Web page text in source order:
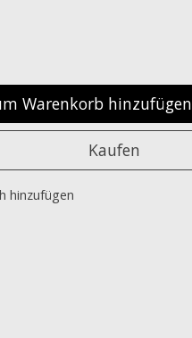
Warenkorb hinzufügen
Kaufen
hinzufügen